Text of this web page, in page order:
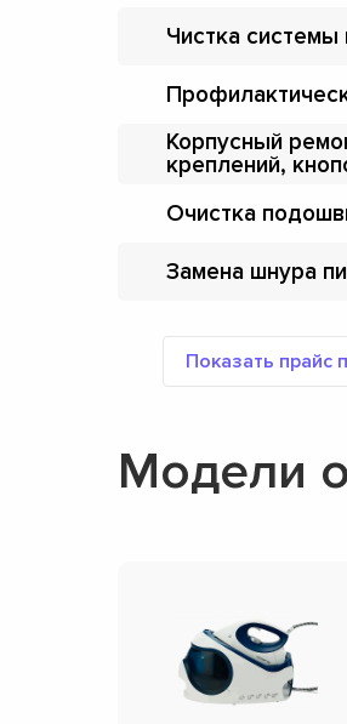
Чистка системы
Корпусный
креплений,
Очистка
Замена шнура
Показать прайс
Модели